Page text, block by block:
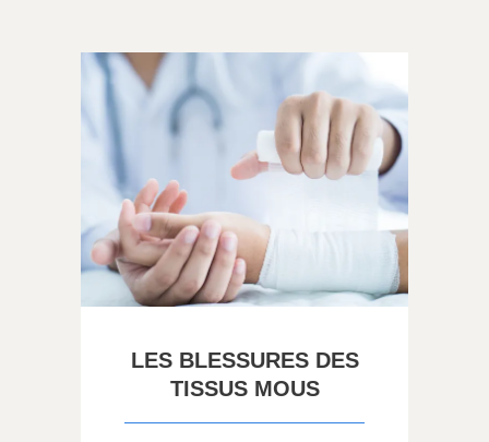
LES BLESSURES DES
TISSUS MOUS